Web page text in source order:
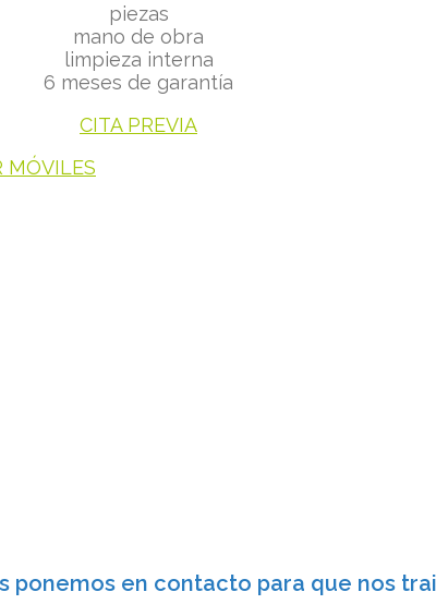
piezas
mano de obra
limpieza interna
6 meses de garantía
CITA PREVIA
MÓVILES
ponemos en contacto para que nos